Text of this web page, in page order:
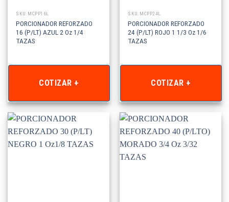
SKU: MCPP16L
PORCIONADOR REFORZADO
16 (P/LT) AZUL 2 Oz 1/4
TAZAS
COTIZAR +
SKU: MCPP24L
PORCIONADOR REFORZADO
24 (P/LT) ROJO 1 1/3 Oz 1/6
TAZAS
COTIZAR +